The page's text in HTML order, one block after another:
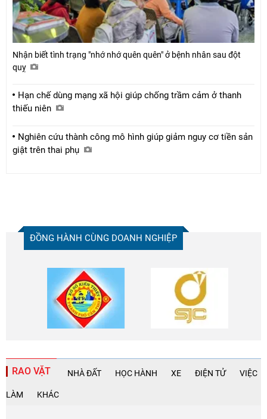
Nhận biết tình trạng "nhớ nhớ quên quên" ở bệnh nhân sau đột
quỵ
Hạn chế dùng mạng xã hội giúp chống trầm cảm ở thanh
thiếu niên
Nghiên cứu thành công mô hình giúp giảm nguy cơ tiền sản
giật trên thai phụ
ĐỒNG HÀNH CÙNG DOANH NGHIỆP
RAO VẶT NHÀ ĐẤT HỌC HÀNH XE ĐIỆN TỬ VIỆC
LÀM KHÁC